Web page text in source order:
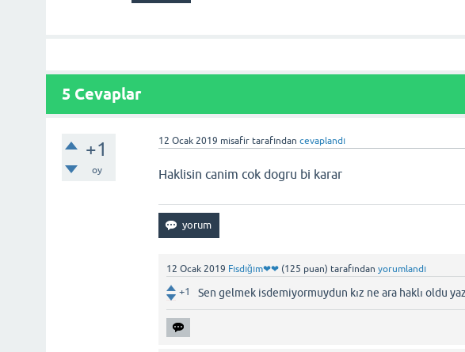
5 Cevaplar
+1
oy
12 Ocak 2019 misafir tarafından cevaplandı
Haklisin canim cok dogru bi karar
12 Ocak 2019 Fısdığım❤❤ (125 puan) tarafından yorumlandı
+1 Sen gelmek isdemiyormuydun kız ne ara haklı oldu